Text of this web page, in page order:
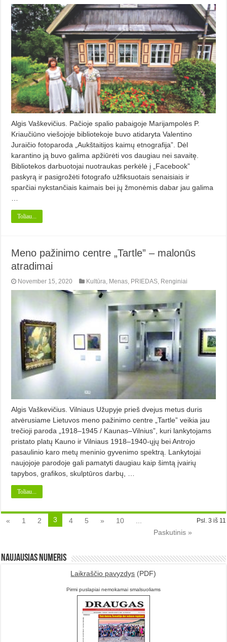
Algis Vaškevičius. Pačioje spalio pabaigoje Marijampolės P.
Kriaučiūno viešojoje bibliotekoje buvo atidaryta Valentino
Juraičio fotoparoda „Aukštaitijos kaimų etnografija”. Dėl
karantino ją buvo galima apžiūrėti vos daugiau nei savaitę.
Bibliotekos darbuotojai nuotraukas perkėlė į „Facebook”
paskyrą ir pasigrožėti fotografo užfiksuotais senaisiais ir
sparčiai nykstančiais kaimais bei jų žmonėmis dabar jau galima
Toliau...
Meno pažinimo centre „Tartle” – malonūs
atradimai
November 15, 2020 Kultūra, Menas, PRIEDAS, Renginiai
Algis Vaškevičius. Vilniaus Užupyje prieš dvejus metus duris
atvėrusiame Lietuvos meno pažinimo centre „Tartle” veikia jau
trečioji paroda „1918–1945 / Kaunas–Vilnius”, kuri lankytojams
pristato platų Kauno ir Vilniaus 1918–1940-ųjų bei Antrojo
pasaulinio karo metų meninio gyvenimo spektrą. Lankytojai
naujojoje parodoje gali pamatyti daugiau kaip šimtą įvairių
tapybos, grafikos, skulptūros darbų, …
Toliau...
Psl. 3 iš 11
« 1 2 3 4 5 » 10
Paskutinis »
Naujausias numeris
Laikraščio pavyzdys (PDF)
Pirmi puslapiai nemokamai smalsuoliams